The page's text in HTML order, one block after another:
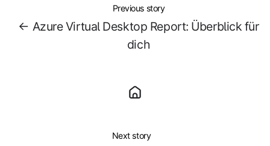
Previous story
← Azure Virtual Desktop Report: Überblick für
dich
Next story